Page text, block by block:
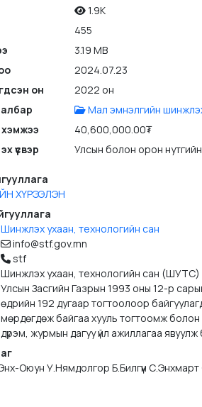
1.9K
455
3.19 MB
2024.07.23
он
2022 он
Мал эмнэлгийн
хэмжээ
40,600,000.00₮
үүсвэр
Улсын болон орон
ХҮРЭЭЛЭН
Шинжлэх ухаан, технологийн сан
info@stf.gov.mn
stf
Шинжлэх ухаан, технологийн сан
Улсын Засгийн Газрын 1993 оны 12-р
өдрийн 192 дугаар тогтоолоор
мөрдөгдөж байгаа хууль тогтоомж
дүрэм, журмын дагуу үйл ажиллагаа явуулж
Оюун У.Нямдолгор Б.Билгүүн